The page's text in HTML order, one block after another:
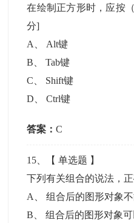
在绘制正方形时，应按
分]
A
Alt键
B 、Tab键
C
Shift键
D 、Ctrl键
答案：C
15 、【单选题 】
下列有关组合的说法，
A
、组合后的图形对象
B 、组合后的图形对象